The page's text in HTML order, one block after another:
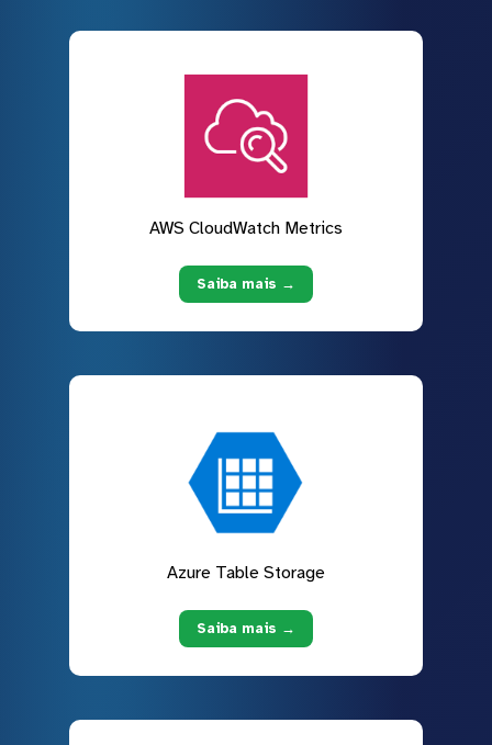
AWS CloudWatch Metrics
Saiba mais →
Azure Table Storage
Saiba mais →